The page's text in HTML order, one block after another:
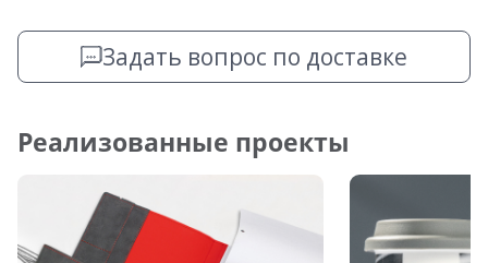
Задать вопрос по доставке
Реализованные проекты